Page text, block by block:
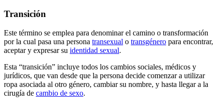
Transición
Este término se emplea para denominar el camino o transformación
por la cual pasa una persona transexual o transgénero para encontrar,
aceptar y expresar su identidad sexual.
Esta “transición” incluye todos los cambios sociales, médicos y
jurídicos, que van desde que la persona decide comenzar a utilizar
ropa asociada al otro género, cambiar su nombre, y hasta llegar a la
cirugía de cambio de sexo.